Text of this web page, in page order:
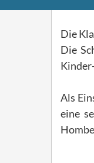
Die
Die
Als
eine